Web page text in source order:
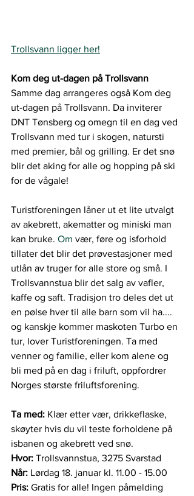
Trollsvann ligger her!
Kom deg ut-dagen på Trollsvann
Samme dag arrangeres også Kom deg
ut-dagen på Trollsvann. Da inviterer
DNT Tønsberg og omegn til en dag ved
Trollsvann med tur i skogen, natursti
med premier, bål og grilling. Er det snø
blir det aking for alle og hopping på ski
for de vågale!
Turistforeningen låner ut et lite utvalgt
av akebrett, akematter og miniski man
kan bruke. Om vær, føre og isforhold
tillater det blir det prøvestasjoner med
utlån av truger for alle store og små. I
Trollsvannstua blir det salg av vafler,
kaffe og saft. Tradisjon tro deles det ut
en pølse hver til alle barn som vil ha....
og kanskje kommer maskoten Turbo en
tur, lover Turistforeningen. Ta med
venner og familie, eller kom alene og
bli med på en dag i friluft, oppfordrer
Norges største friluftsforening.
Ta med: Klær etter vær, drikkeflaske,
skøyter hvis du vil teste forholdene på
isbanen og akebrett ved snø.
Hvor: Trollsvannstua, 3275 Svarstad
Når: Lørdag 18. januar kl. 11.00 - 15.00
Pris: Gratis for alle! Ingen påmelding